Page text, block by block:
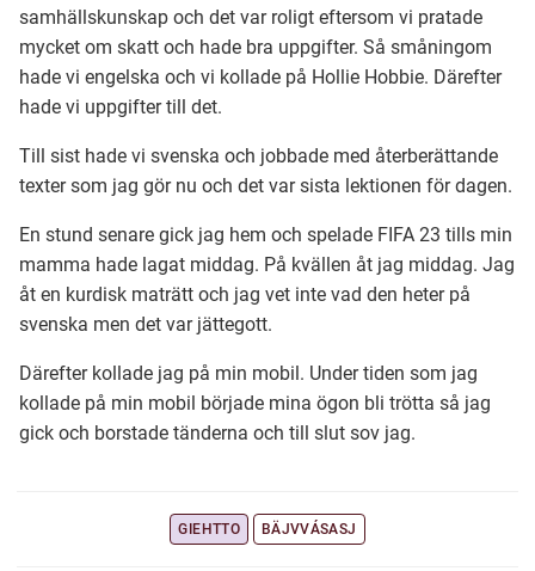
Lovari (Romska)
samhällskunskap och det var roligt eftersom vi pratade
mycket om skatt och hade bra uppgifter. Så småningom
hade vi engelska och vi kollade på Hollie Hobbie. Därefter
hade vi uppgifter till det.
Till sist hade vi svenska och jobbade med återberättande
texter som jag gör nu och det var sista lektionen för dagen.
En stund senare gick jag hem och spelade FIFA 23 tills min
mamma hade lagat middag. På kvällen åt jag middag. Jag
åt en kurdisk maträtt och jag vet inte vad den heter på
svenska men det var jättegott.
Därefter kollade jag på min mobil. Under tiden som jag
kollade på min mobil började mina ögon bli trötta så jag
gick och borstade tänderna och till slut sov jag.
GIEHTTO BÄJVVÁSASJ